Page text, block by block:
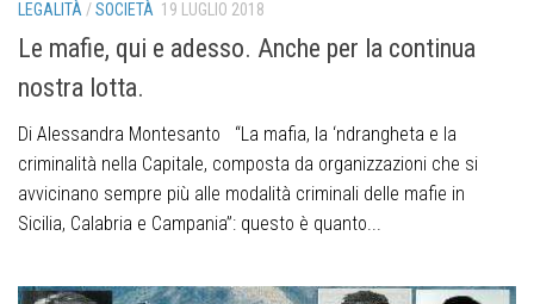
LEGALITÀ /SOCIETÀ 19 LUGLIO 2018
Le mafie, qui e adesso. Anche per la continua
nostra lotta.
Di Alessandra Montesanto “La mafia, la ‘ndrangheta e la
criminalità nella Capitale, composta da organizzazioni che si
avvicinano sempre più alle modalità criminali delle mafie in
Sicilia, Calabria e Campania”: questo è quanto...